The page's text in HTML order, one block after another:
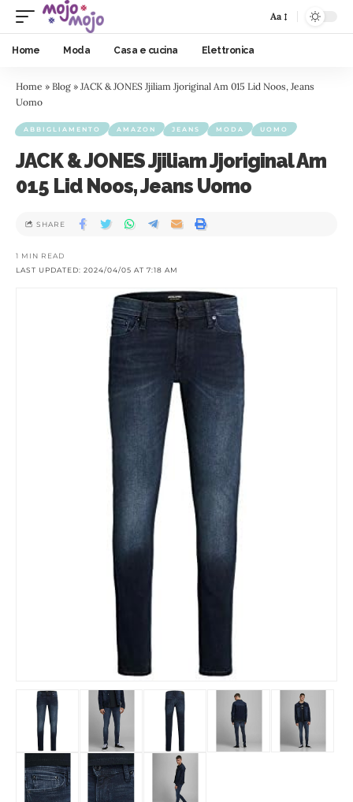
Aa
Home Moda Casa e cucina Elettronica
Home » Blog » JACK & JONES Jjiliam Jjoriginal Am 015 Lid Noos, Jeans
Uomo
ABBIGLIAMENTO AMAZON JEANS MODA UOMO
JACK & JONES Jjiliam Jjoriginal Am
015 Lid Noos, Jeans Uomo
LAST UPDATED: 2024/04/05 AT 7:18 AM
1 MIN READ
SHARE